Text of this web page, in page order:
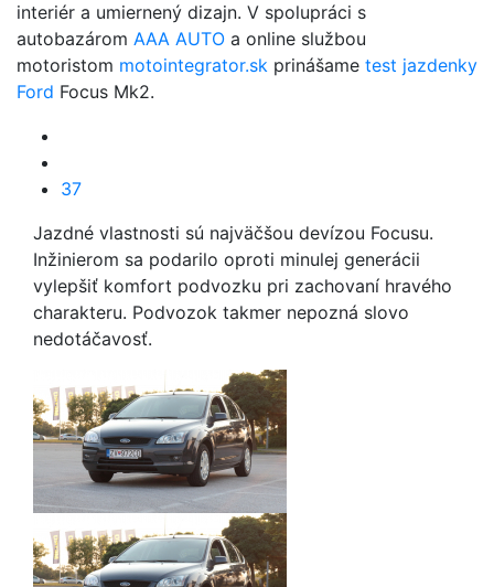
interiér a umiernený dizajn. V spolupráci s
autobazárom AAA AUTO a online službou
motoristom motointegrator.sk prinášame test jazdenky
Ford Focus Mk2.
37
Jazdné vlastnosti sú najväčšou devízou Focusu.
Inžinierom sa podarilo oproti minulej generácii
vylepšiť komfort podvozku pri zachovaní hravého
charakteru. Podvozok takmer nepozná slovo
nedotáčavosť.